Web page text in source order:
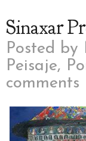
Sinaxar
Posted by
Peisaje,
comments